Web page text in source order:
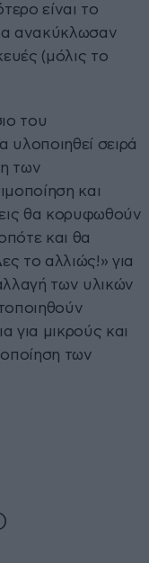
είναι το
ανακύκλωσαν
(μόλις το
του
σειρά
των
και
θα κορυφωθούν
και θα
το αλλιώς!» για
των υλικών
για μικρούς και
των